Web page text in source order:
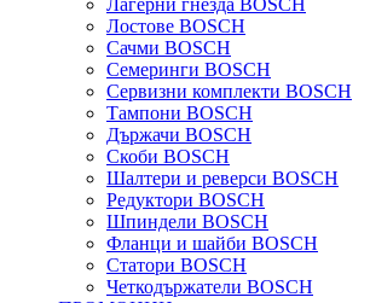
Лагерни гнезда BOSCH
Лостове BOSCH
Сачми BOSCH
Семеринги BOSCH
Сервизни комплекти BOSCH
Тампони BOSCH
Държачи BOSCH
Скоби BOSCH
Шалтери и реверси BOSCH
Редуктори BOSCH
Шпиндели BOSCH
Фланци и шайби BOSCH
Статори BOSCH
Четкодържатели BOSCH